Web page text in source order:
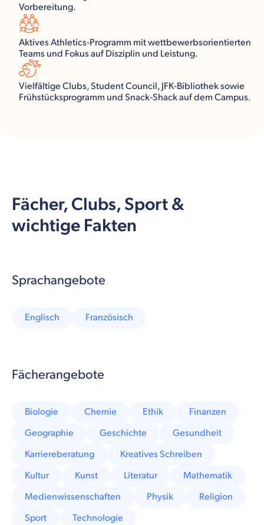
Vorbereitung.
Aktives Athletics‑Programm mit wettbewerbsorientierten
Teams und Fokus auf Disziplin und Leistung.
Vielfältige Clubs, Student Council, JFK‑Bibliothek sowie
Frühstücksprogramm und Snack‑Shack auf dem Campus.
Fächer, Clubs, Sport &
wichtige Fakten
Sprachangebote
Englisch Französisch
Fächerangebote
Biologie Chemie Ethik
Finanzen
Geographie
Geschichte
Gesundheit
Karriereberatung
Kreatives Schreiben
Kultur
Kunst Literatur
Mathematik
Medienwissenschaften
Physik
Religion
Sport
Technologie